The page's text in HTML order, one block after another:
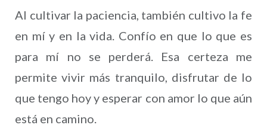
Al cultivar la paciencia, también cultivo la fe
en mí y en la vida. Confío en que lo que es
para mí no se perderá. Esa certeza me
permite vivir más tranquilo, disfrutar de lo
que tengo hoy y esperar con amor lo que aún
está en camino.